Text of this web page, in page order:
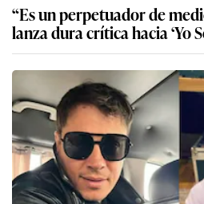
“Es un perpetuador de
lanza dura crítica hacia ‘Yo